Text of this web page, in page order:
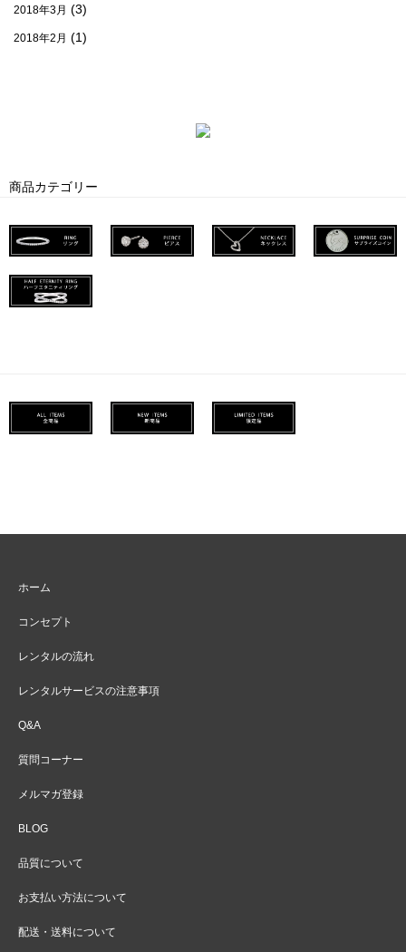
2018年3月 (3)
2018年2月 (1)
商品カテゴリー
ホーム
コンセプト
レンタルの流れ
レンタルサービスの注意事項
Q&A
質問コーナー
メルマガ登録
BLOG
品質について
お支払い方法について
配送・送料について